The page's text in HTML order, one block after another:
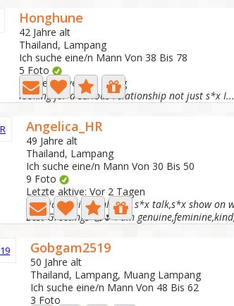
Honghune
42 Jahre alt
Thailand, Lampang
Ich suche eine/n Mann Von 38 Bis 78
5 Foto
Letzte aktive: Vor 1 Tag
looking for a serious relationship not just s*x I...
Angelica_HR
49 Jahre alt
Thailand, Lampang
Ich suche eine/n Mann Von 30 Bis 50
9 Foto
Letzte aktive: Vor 2 Tagen
Gobgam2519
50 Jahre alt
Thailand, Lampang, Muang Lampang
Ich suche eine/n Mann Von 48 Bis 62
3 Foto